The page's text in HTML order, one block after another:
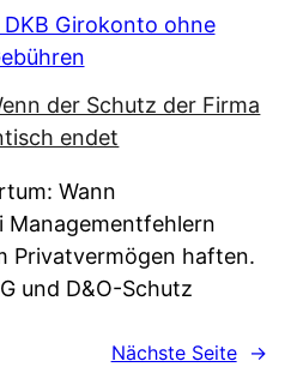
DKB Girokonto ohne
Wann
Managementfehlern
Privatvermögen haften.
und D&O-Schutz
Nächste Seite →